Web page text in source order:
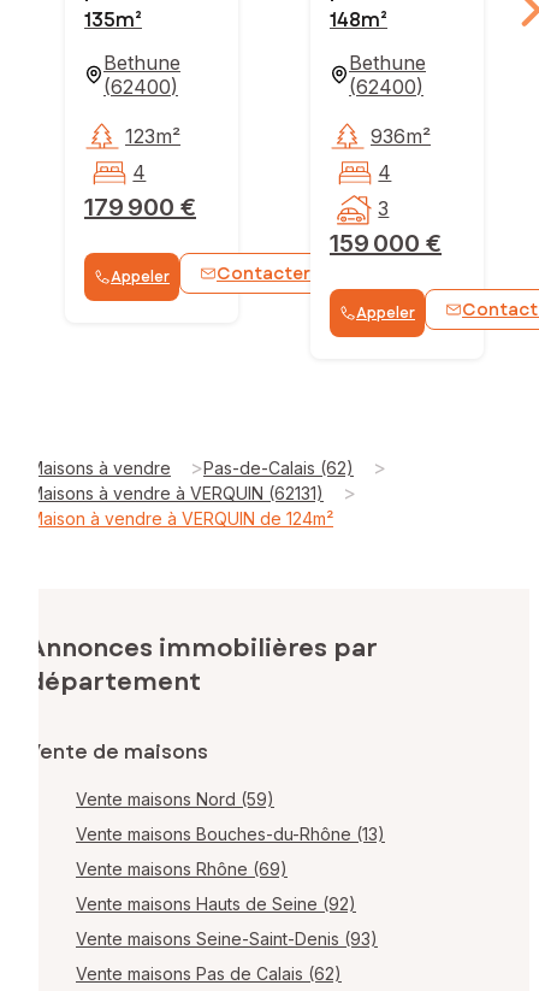
135m²
Bethune
(62400)
179 900 €
123m²
4
Appeler Contacter
148m²
Bethune
(62400)
159 000 €
936m²
4
3
Appeler
Maisons à vendre >Pas-de-Calais (62) >
Maisons à vendre à VERQUIN (62131) >
Maison à vendre à VERQUIN de 124m²
Annonces immobilières par
département
Vente de maisons
Vente maisons Nord (59)
Vente maisons Bouches-du-Rhône (13)
Vente maisons Rhône (69)
Vente maisons Hauts de Seine (92)
Vente maisons Seine-Saint-Denis (93)
Vente maisons Pas de Calais (62)